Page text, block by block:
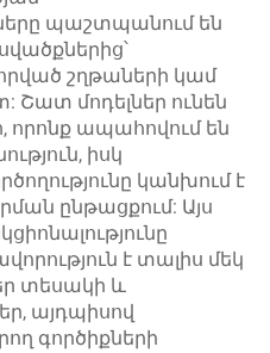
պաշտպանում են
շղթաների կամ
Շատ մոդելներ ունեն
որոնք ապահովում են
իսկ
կանխում է
ընթացքում: Այս
է տալիս մեկ
տեսակի և
այդպիսով
գործիքների